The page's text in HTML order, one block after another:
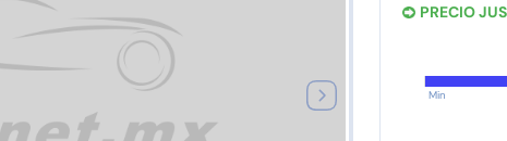
PRECIO
Min